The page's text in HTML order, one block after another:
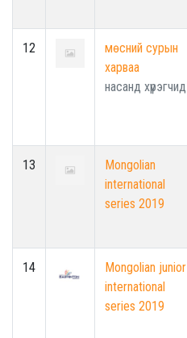
12
мөсний сурын
харваа
насанд хүрэгчид
13
Mongolian
international
series 2019
14
Mongolian junior
international
series 2019